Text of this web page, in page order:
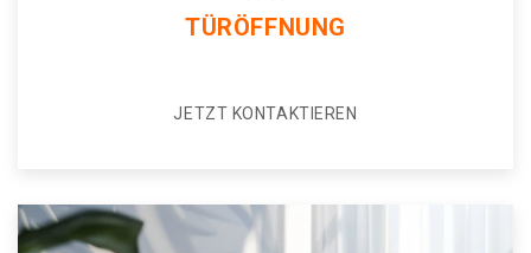
TÜRÖFFNUNG
JETZT KONTAKTIEREN